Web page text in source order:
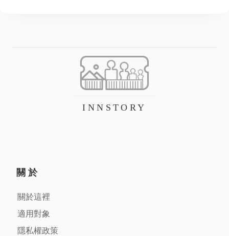
INNSTORY
關於
關於這裡
適用對象
隱私權政策